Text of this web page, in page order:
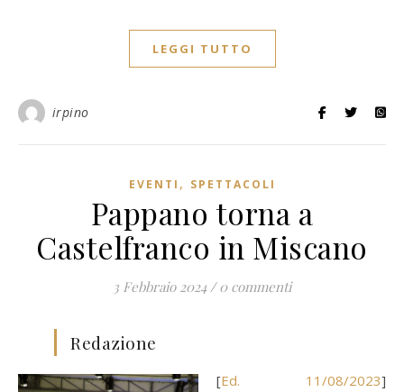
LEGGI TUTTO
irpino
EVENTI , SPETTACOLI
Pappano torna a
Castelfranco in Miscano
3 Febbraio 2024 / 0 commenti
Redazione
[ Ed. 11/08/2023]